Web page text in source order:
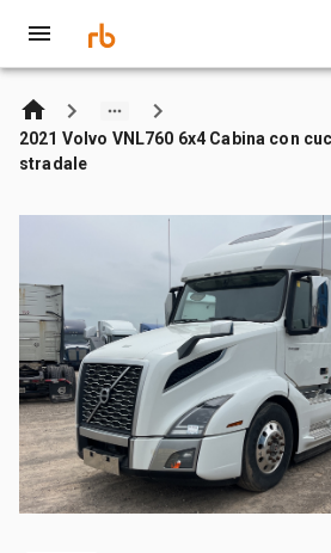
2021 Volvo VNL760 6x4 Cabina con
stradale